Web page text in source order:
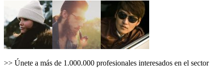
>> Únete a más de 1.000.000 profesionales interesados en el sector